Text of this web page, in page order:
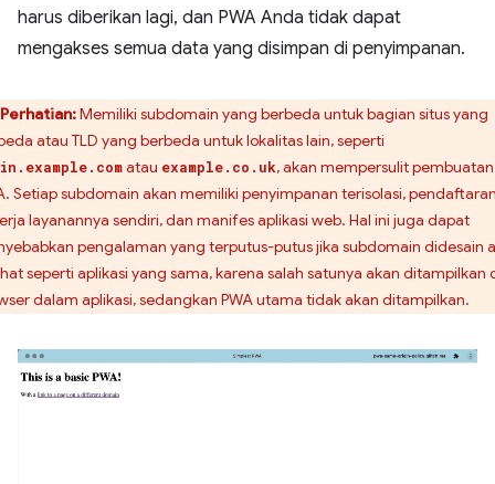
harus diberikan lagi, dan PWA Anda tidak dapat
mengakses semua data yang disimpan di penyimpanan.
Perhatian:Memiliki subdomain yang berbeda untuk bagian situs yang
atau TLD yang berbeda untuk lokalitas lain, seperti
atau example.co.uk, akan mempersulit pembuatan
Setiap subdomain akan memiliki penyimpanan terisolasi,
layanannya sendiri, dan manifes aplikasi web. Hal ini juga dapat
pengalaman yang terputus-putus jika subdomain didesain
seperti aplikasi yang sama, karena salah satunya akan ditampilkan
dalam aplikasi, sedangkan PWA utama tidak akan ditampilkan.